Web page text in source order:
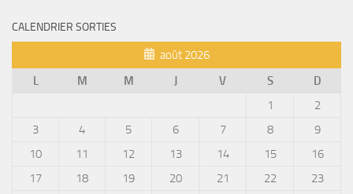
CALENDRIER SORTIES
août 2026
L
M M J V S D
1
2
3
4 5 6 7 8
9
10
11 12 13 14 15
16
17
18 19 20 21 22
23